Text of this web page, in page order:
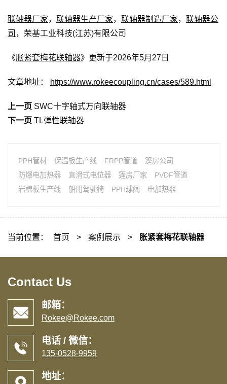
联轴器厂家， 联轴器生产厂家， 联轴器制造厂家， 联轴器公
司 ，荣基工业科技(江苏)有限公司
《胀紧套梅花联轴器》更新于2026年5月27日
文章地址： https://www.rokeecoupling.cn/cases/589.html
上一页 SWC十字轴式万向联轴器
下一页 TL弹性联轴器
PPH管材 保温板生产线 FRPP管道
篷房公司
防爆电加热器
直滑式电位器 篷房厂家
PVDF管道
岩棉板生产线
船用驾驶椅 PPH球阀 电加热器
当前位置： 首页 > 案例展示 > 胀紧套梅花联轴器
Contact Us
邮箱：
Rokee@Rokee.com
电话 / 微信：
135-0528-9959
地址：